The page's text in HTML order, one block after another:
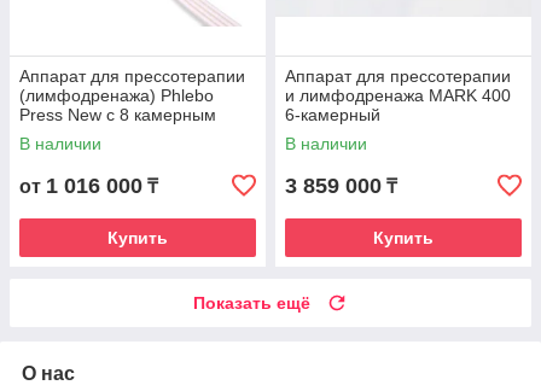
Аппарат для прессотерапии
(лимфодренажа) Phlebo
Press New с 8 камерным
комбинезоном
В наличии
от 1 016 000 ₸
Купить
Аппарат для прессотерапии
и лимфодренажа MARK 400
6-камерный
В наличии
3 859 000 ₸
Купить
Показать ещё
О нас